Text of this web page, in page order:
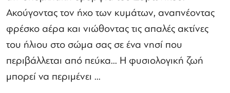
Ακούγοντας τον ήχο των κυμάτων, αναπνέοντας
φρέσκο ​​αέρα και νιώθοντας τις απαλές ακτίνες
του ήλιου στο σώμα σας σε ένα νησί που
περιβάλλεται από πεύκα... Η φυσιολογική ζωή
μπορεί να περιμένει ...